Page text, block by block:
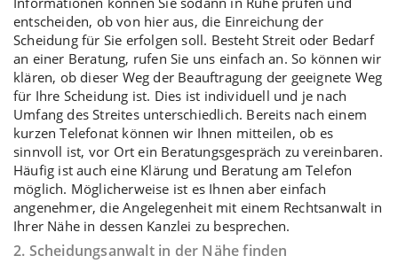
entscheiden, ob von hier aus, die Einreichung der
Scheidung für Sie erfolgen soll. Besteht Streit oder Bedarf
an einer Beratung, rufen Sie uns einfach an. So können wir
klären, ob dieser Weg der Beauftragung der geeignete Weg
für Ihre Scheidung ist. Dies ist individuell und je nach
Umfang des Streites unterschiedlich. Bereits nach einem
kurzen Telefonat können wir Ihnen mitteilen, ob es
sinnvoll ist, vor Ort ein Beratungsgespräch zu vereinbaren.
Häufig ist auch eine Klärung und Beratung am Telefon
möglich. Möglicherweise ist es Ihnen aber einfach
angenehmer, die Angelegenheit mit einem Rechtsanwalt in
Ihrer Nähe in dessen Kanzlei zu besprechen.
2. Scheidungsanwalt in der Nähe finden